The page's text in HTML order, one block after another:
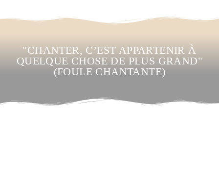
"CHANTER, C’EST APPARTENIR À
QUELQUE CHOSE DE PLUS GRAND"
(FOULE CHANTANTE)